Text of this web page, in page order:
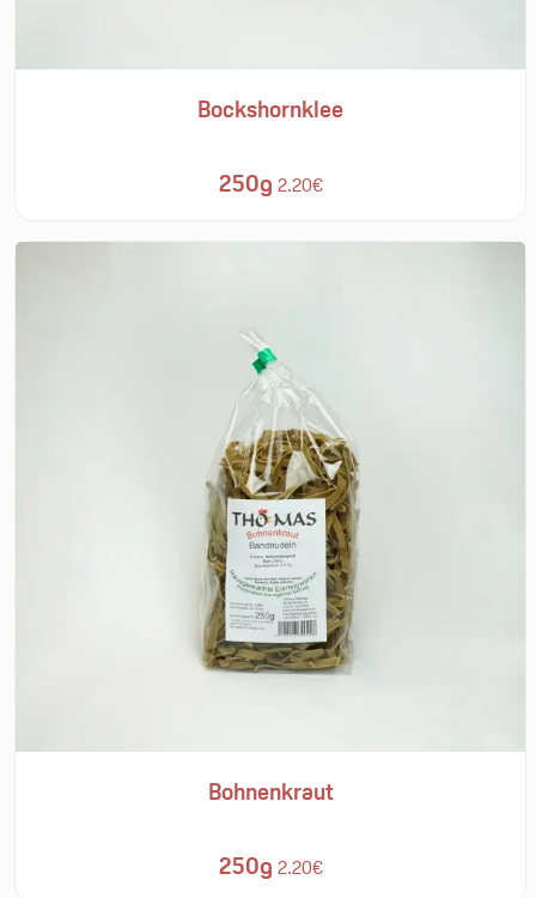
Bockshornklee
250g 2.20€
Bohnenkraut
250g 2.20€